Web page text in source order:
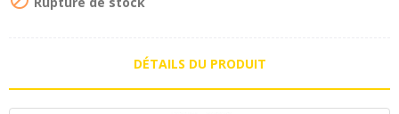
DÉTAILS DU PRODUIT